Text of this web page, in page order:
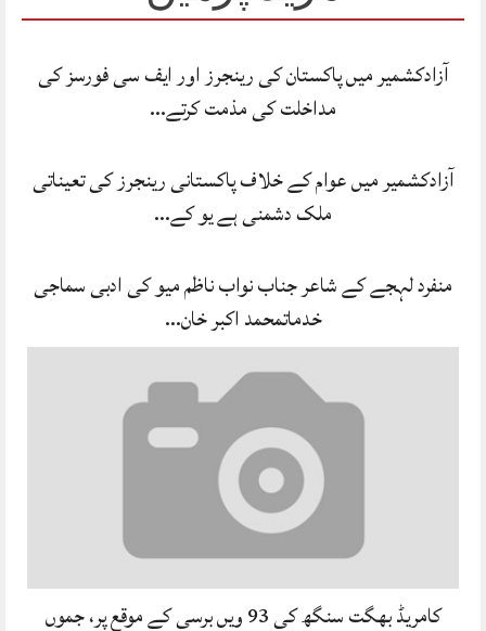
آزادکشمیر میں پاکستان کی رینجرز اور ایف سی فورسز کی
مداخلت کی مذمت کرتے…
آزادکشمیر میں عوام کے خلاف پاکستانی رینجرز کی تعیناتی
ملک دشمنی ہے یو کے…
منفرد لہجے کے شاعر جناب نواب ناظم میو کی ادبی سماجی
خدماتمحمد اکبر خان…
کامریڈ بھگت سنگھ کی 93 ویں برسی کے موقع پر، جموں